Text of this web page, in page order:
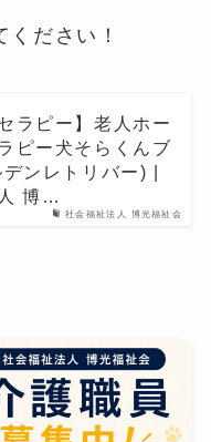
ださい！
社会福祉法人 博光福祉会
ラピー】老人ホー
ピー犬そらくんブ
ンレトリバー) |
博…